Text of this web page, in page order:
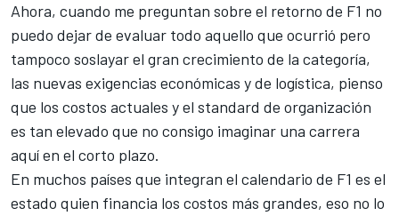
Ahora, cuando me preguntan sobre el retorno de F1 no
puedo dejar de evaluar todo aquello que ocurrió pero
tampoco soslayar el gran crecimiento de la categoría,
las nuevas exigencias económicas y de logística, pienso
que los costos actuales y el standard de organización
es tan elevado que no consigo imaginar una carrera
aquí en el corto plazo.
En muchos países que integran el calendario de F1 es el
estado quien financia los costos más grandes, eso no lo